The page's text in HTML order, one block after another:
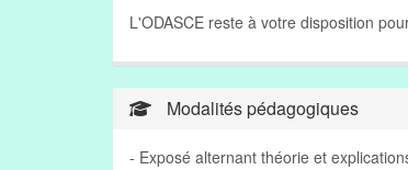
L'ODASCE reste à votre disposition
Modalités pédagogiques
- Exposé alternant théorie et